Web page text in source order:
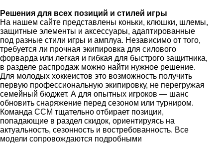
Решения для всех позиций и стилей игры
На нашем сайте представлены коньки, клюшки, шлемы,
защитные элементы и аксессуары, адаптированные
под разные стили игры и амплуа. Независимо от того,
требуется ли прочная экипировка для силового
форварда или легкая и гибкая для быстрого защитника,
в разделе распродаж можно найти нужное решение.
Для молодых хоккеистов это возможность получить
первую профессиональную экипировку, не перегружая
семейный бюджет. А для опытных игроков — шанс
обновить снаряжение перед сезоном или турниром.
Команда CCM тщательно отбирает позиции,
попадающие в раздел скидок, ориентируясь на
актуальность, сезонность и востребованность. Все
модели сопровождаются подробными